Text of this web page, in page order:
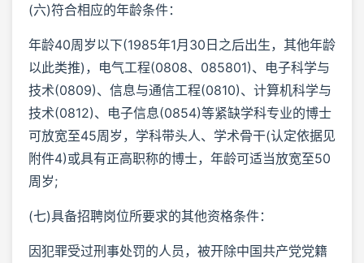
(六)符合相应的年龄条件：
年龄40周岁以下(1985年1月30日之后出生，其他年龄
以此类推)，电气工程(0808、085801)、电子科学与
技术(0809)、信息与通信工程(0810)、计算机科学与
技术(0812)、电子信息(0854)等紧缺学科专业的博士
可放宽至45周岁，学科带头人、学术骨干(认定依据见
附件4)或具有正高职称的博士，年龄可适当放宽至50
周岁;
(七)具备招聘岗位所要求的其他资格条件：
因犯罪受过刑事处罚的人员，被开除中国共产党党籍